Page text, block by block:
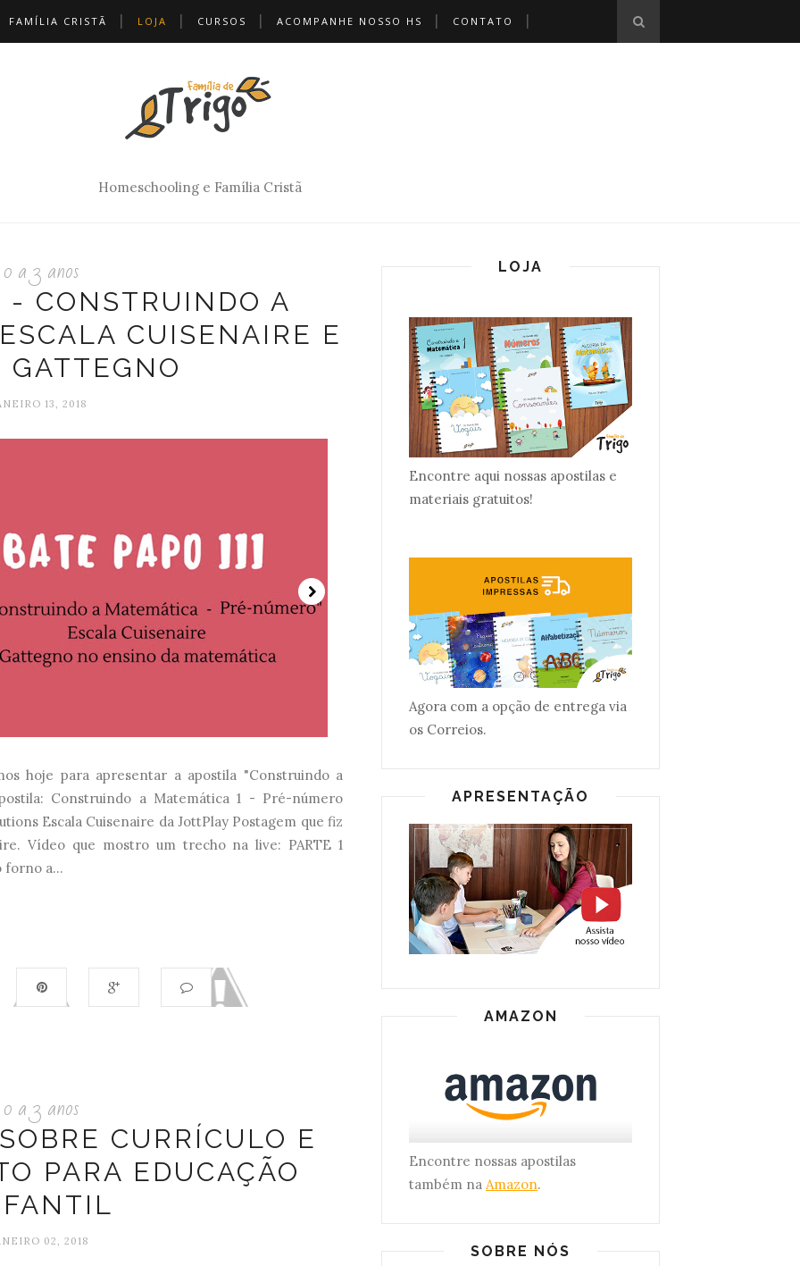
FAMÍLIA CRISTÃ LOJA CURSOS ACOMPANHE NOSSO HS CONTATO
Homeschooling e Família Cristã
0 a 3 anos
CONSTRUINDO A
CUISENAIRE E
GATTEGNO
13, 2018
hoje para apresentar a apostila "Construindo a
Construindo a Matemática 1 - Pré-número
Escala Cuisenaire da JottPlay Postagem que fiz
Vídeo que mostro um trecho na live: PARTE 1
forno a...
0 a 3 anos
CURRÍCULO E
PARA EDUCAÇÃO
02, 2018
LOJA
Encontre aqui nossas apostilas e
materiais gratuitos!
Agora com a opção de entrega via
os Correios.
APRESENTAÇÃO
AMAZON
Encontre nossas apostilas
também na Amazon.
SOBRE NÓS